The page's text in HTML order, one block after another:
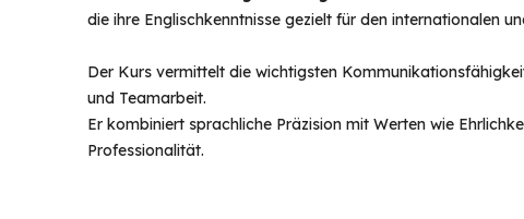
die ihre Englischkenntnisse gezielt für den internationalen
Der Kurs vermittelt die wichtigsten
und Teamarbeit.
Er kombiniert sprachliche Präzision mit Werten wie
Professionalität.